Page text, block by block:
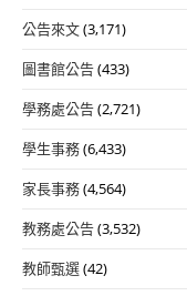
公告來文(3,171)
圖書館公告(433)
學務處公告(2,721)
學生事務(6,433)
家長事務(4,564)
教務處公告(3,532)
教師甄選(42)